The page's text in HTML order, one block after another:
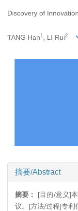
Discovery of
TANG Han1 , LI Rui2
摘要/Abstract
摘要： [目的/意义]
议。[方法/过程]专利